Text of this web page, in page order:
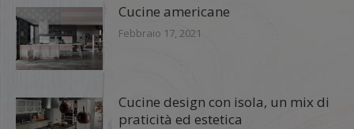
Cucine americane
Febbraio 17, 2021
Cucine design con isola, un mix di
praticità ed estetica